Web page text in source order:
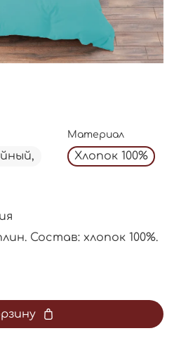
Материал
Хлопок 100%
Состав: хлопок 100%.